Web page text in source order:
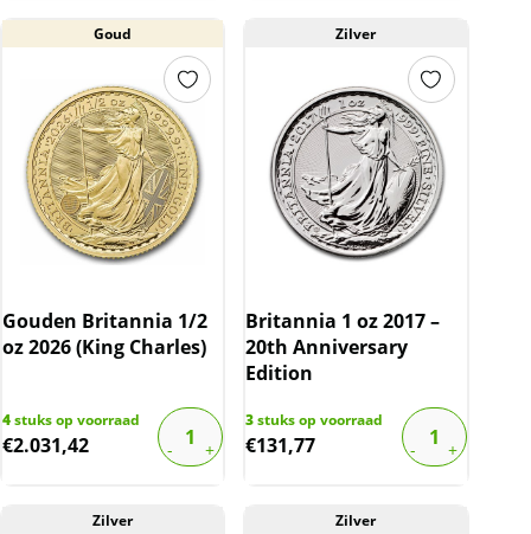
Goud
Gouden Britannia 1/2
oz 2026 (King Charles)
4stuks op voorraad
€2.031,42
Zilver
Britannia 1 oz 2017 –
20th Anniversary
Edition
3stuks op voorraad
€131,77
Zilver Zilver